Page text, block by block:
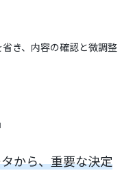
き、内容の確認と微調整
から、重要な決定